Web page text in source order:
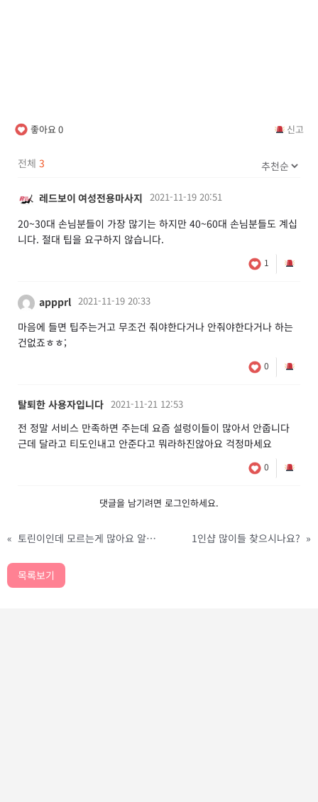
좋아요0 신고
전체 3
레드보이 여성전용마사지 2021-11-19 20:51
20~30대 손님분들이 가장 많기는 하지만 40~60대 손님분들도 계십
니다. 절대 팁을 요구하지 않습니다.
1
appprl 2021-11-19 20:33
마음에 들면 팁주는거고 무조건 줘야한다거나 안줘야한다거나 하는
건없죠ㅎㅎ;
0
탈퇴한 사용자입니다 2021-11-21 12:53
전 정말 서비스 만족하면 주는데 요즘 설렁이들이 많아서 안줍니다
근데 달라고 티도인내고 안준다고 뭐라하진않아요 걱정마세요
0
댓글을 남기려면 로그인하세요.
« 토린이인데 모르는게 많아요 알려주세요 ㅜㅜ 1인샵 많이들 찾으시나요? »
목록보기